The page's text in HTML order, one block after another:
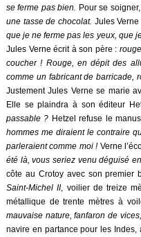
se ferme pas bien. Pour se
une tasse de chocolat. Jules
que je ne ferme pas les yeux, que
Jules Verne écrit à son père :
coucher ! Rouge, en dépit des
comme un fabricant de barricade,
Justement Jules Verne se marie
Elle se plaindra à son éditeur
passable ? Hetzel refuse le
hommes me diraient le contraire
parleraient comme moi ! Verne
été là, vous seriez venu déguisé
côte au Crotoy avec son premier
Saint-Michel II, voilier de treize
métallique de trente mètres à
mauvaise nature, fanfaron de
navire en partance pour les Indes,